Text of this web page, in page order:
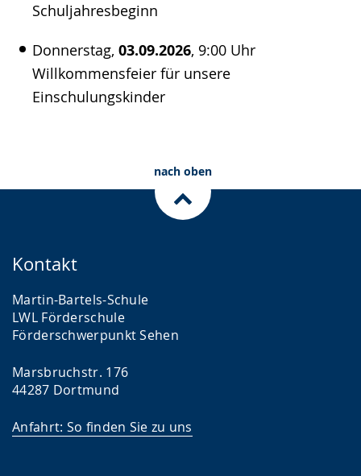
Schuljahresbeginn
Donnerstag, 03.09.2026, 9:00 Uhr
Willkommensfeier für unsere
Einschulungskinder
nach oben
Kontakt
Martin-Bartels-Schule
LWL Förder­schule
Förderschwer­punkt Sehen
Marsbruchstr. 176
44287 Dortmund
Anfahrt: So finden Sie zu uns